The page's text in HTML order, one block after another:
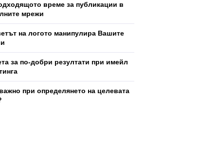
време за публикации в
мрежи
на логото манипулира Вашите
за по-добри резултати при имейл
при определянето на целевата